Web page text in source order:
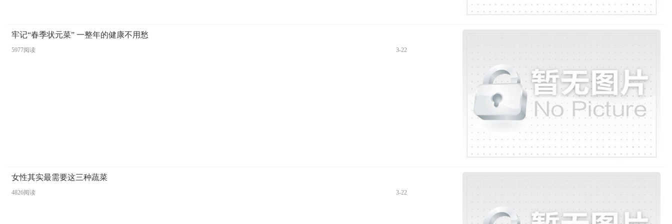
牢记“春季状元菜” 一整年的健康不用愁
5977阅读 3-22
女性其实最需要这三种蔬菜
4826阅读 3-22